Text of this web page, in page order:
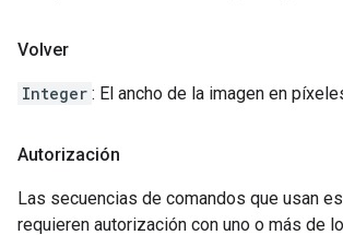
Volver
Integer : El ancho de la imagen en
Autorización
Las secuencias de comandos que usan
requieren autorización con uno o más de